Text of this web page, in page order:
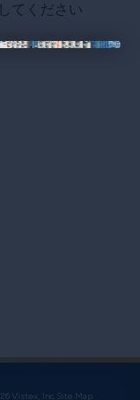
てください
Vistex, Inc. Site Map